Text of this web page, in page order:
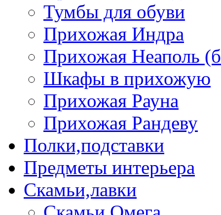
Тумбы для обуви
Прихожая Индра
Прихожая Неаполь
Шкафы в прихожую
Прихожая Рауна
Прихожая Рандеву
Полки,подставки
Предметы интерьера
Скамьи,лавки